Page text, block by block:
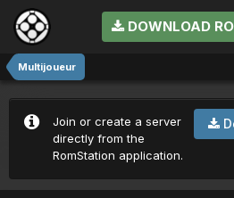
DOWNLOAD
Multijoueur
Join or create a server
directly from the
RomStation application.